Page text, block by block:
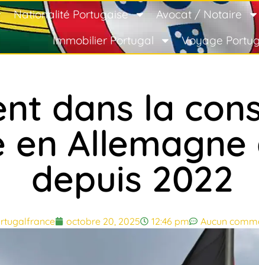
Nationalité Portugaise Avocat / Notaire
Immobilier Portugal
Voyage
dans la
en
depuis 2022
octobre 20, 2025 12:46 pm Aucun